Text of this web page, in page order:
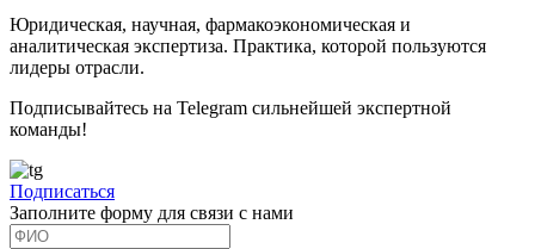
Юридическая, научная, фармакоэкономическая и
аналитическая экспертиза. Практика, которой пользуются
лидеры отрасли.
Подписывайтесь на Telegram сильнейшей экспертной
команды!
Подписаться
Заполните форму для связи с нами